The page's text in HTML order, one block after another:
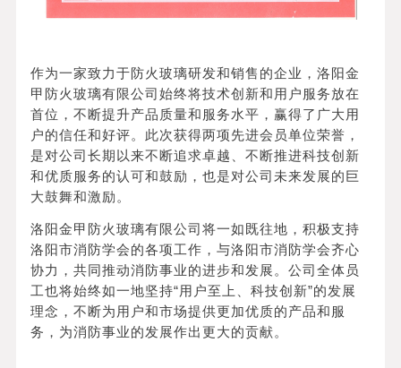
作为一家致力于防火玻璃研发和销售的企业，洛阳金
甲防火玻璃有限公司始终将技术创新和用户服务放在
首位，不断提升产品质量和服务水平，赢得了广大用
户的信任和好评。此次获得两项先进会员单位荣誉，
是对公司长期以来不断追求卓越、不断推进科技创新
和优质服务的认可和鼓励，也是对公司未来发展的巨
大鼓舞和激励。
洛阳金甲防火玻璃有限公司将一如既往地，积极支持
洛阳市消防学会的各项工作，与洛阳市消防学会齐心
协力，共同推动消防事业的进步和发展。公司全体员
工也将始终如一地坚持“用户至上、科技创新”的发展
理念，不断为用户和市场提供更加优质的产品和服
务，为消防事业的发展作出更大的贡献。